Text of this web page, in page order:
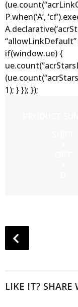
P.when(‘A’,
if(window.ue) {
1); } }); });
P
o
P
LIKE IT? SHARE